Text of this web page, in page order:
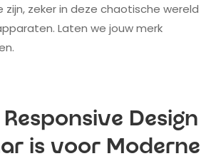
zeker in deze chaotische wereld
Laten we jouw merk
Design
is voor Moderne